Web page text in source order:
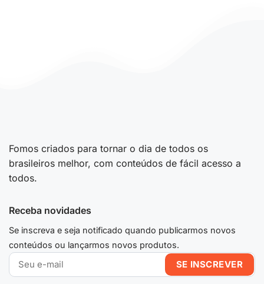
Fomos criados para tornar o dia de todos os
brasileiros melhor, com conteúdos de fácil acesso a
todos.
Receba novidades
Se inscreva e seja notificado quando publicarmos novos
conteúdos ou lançarmos novos produtos.